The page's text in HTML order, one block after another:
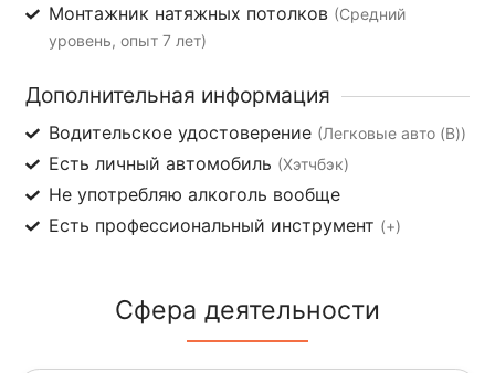
Монтажник натяжных потолков (Средний
уровень, опыт 7 лет)
Дополнительная информация
Водительское удостоверение (Легковые авто (B))
Есть личный автомобиль (Хэтчбэк)
Не употребляю алкоголь вообще
Есть профессиональный инструмент (+)
Сфера деятельности